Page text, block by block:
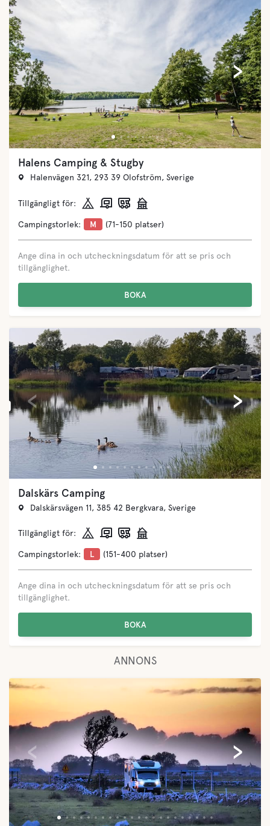
›
‹
Halens Camping & Stugby
Halenvägen 321, 293 39 Olofström, Sverige
Tillgängligt för:
Campingstorlek: M (71-150 platser)
Ange dina in och utcheckningsdatum för att se pris och
tillgänglighet.
BOKA
›
‹
Dalskärs Camping
Dalskärsvägen 11, 385 42 Bergkvara, Sverige
Tillgängligt för:
Campingstorlek: L (151-400 platser)
Ange dina in och utcheckningsdatum för att se pris och
tillgänglighet.
BOKA
ANNONS
›
‹